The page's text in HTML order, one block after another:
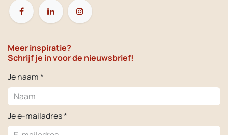
Meer inspiratie?
Schrijf je in voor de nieuwsbrief!
Je naam *
Je e-mailadres *